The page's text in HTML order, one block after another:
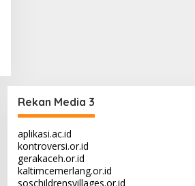
Rekan Media 3
aplikasi.ac.id
kontroversi.or.id
gerakaceh.or.id
kaltimcemerlang.or.id
soschildrensvillages.or.id